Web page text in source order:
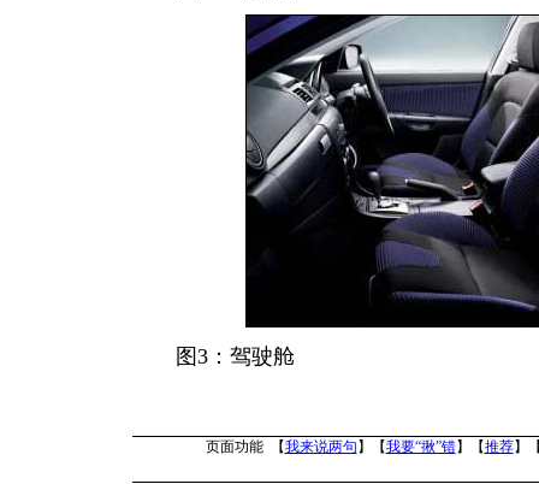
图3：驾驶舱
页面功能 【我来说两句 】【我要“揪”错】【推荐】